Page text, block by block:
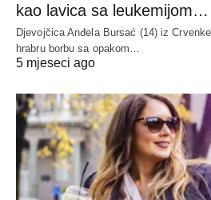
kao lavica sa leukemijom…
Djevojčica Anđela Bursać (14) iz
hrabru borbu sa opakom…
5 mjeseci ago